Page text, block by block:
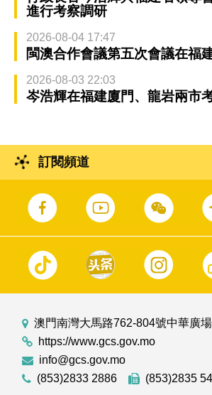
進行考察調研
2026-08-04 17:47
閩澳合作會議第五次會議在福
2026-08-03 22:03
岑浩輝在福建廈門、龍岩兩市
訂閱頻道
澳門南灣大馬路762-804號中華廣
https://www.gcs.gov.mo
info@gcs.gov.mo
(853)2833 2886
(853)2835